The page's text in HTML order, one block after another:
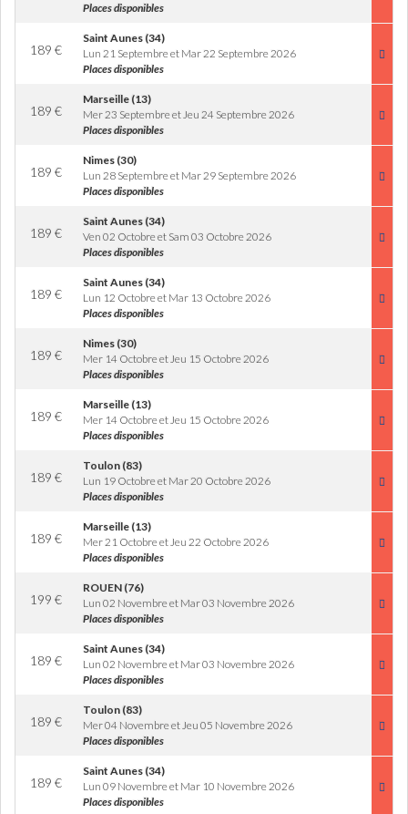
Places disponibles
189 €
Saint Aunes (34)
Lun 21 Septembre et Mar 22 Septembre 2026
Places disponibles
189 €
Marseille (13)
Mer 23 Septembre et Jeu 24 Septembre 2026
Places disponibles
189 €
Nimes (30)
Lun 28 Septembre et Mar 29 Septembre 2026
Places disponibles
189 €
Saint Aunes (34)
Ven 02 Octobre et Sam 03 Octobre 2026
Places disponibles
189 €
Saint Aunes (34)
Lun 12 Octobre et Mar 13 Octobre 2026
Places disponibles
189 €
Nimes (30)
Mer 14 Octobre et Jeu 15 Octobre 2026
Places disponibles
189 €
Marseille (13)
Mer 14 Octobre et Jeu 15 Octobre 2026
Places disponibles
189 €
Toulon (83)
Lun 19 Octobre et Mar 20 Octobre 2026
Places disponibles
189 €
Marseille (13)
Mer 21 Octobre et Jeu 22 Octobre 2026
Places disponibles
199 €
ROUEN (76)
Lun 02 Novembre et Mar 03 Novembre 2026
Places disponibles
189 €
Saint Aunes (34)
Lun 02 Novembre et Mar 03 Novembre 2026
Places disponibles
189 €
Toulon (83)
Mer 04 Novembre et Jeu 05 Novembre 2026
Places disponibles
189 €
Saint Aunes (34)
Lun 09 Novembre et Mar 10 Novembre 2026
Places disponibles